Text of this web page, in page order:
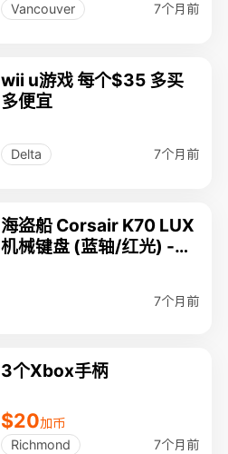
Vancouver 7个月前
wii u游戏 每个$35 多买
多便宜
Delta 7个月前
海盗船 Corsair K70 LUX
机械键盘 (蓝轴/红光) -
7个月前
3个Xbox手柄
$20加币
Richmond
7个月前